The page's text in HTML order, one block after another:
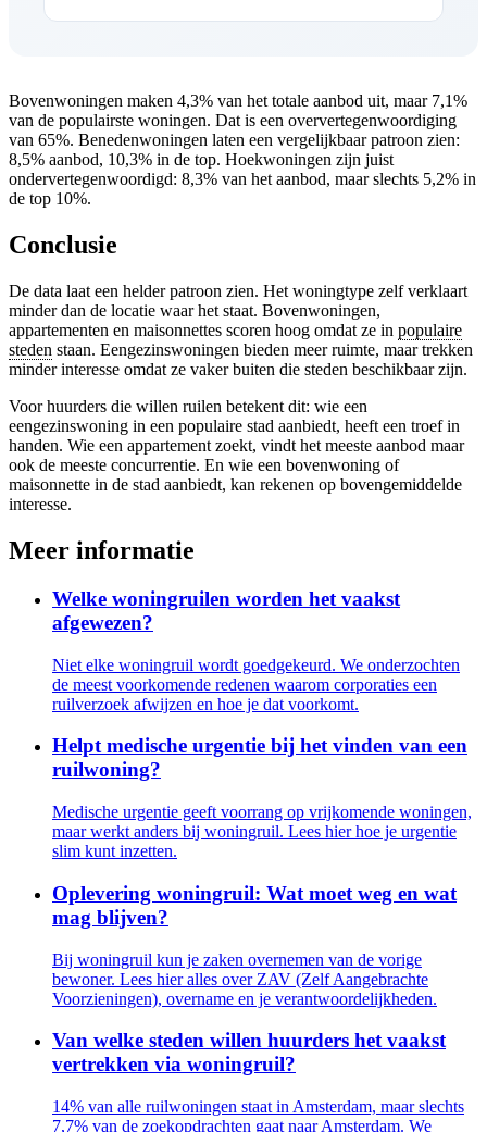
Bovenwoningen maken 4,3% van het totale aanbod uit, maar 7,1%
van de populairste woningen. Dat is een oververtegenwoordiging
van 65%. Benedenwoningen laten een vergelijkbaar patroon zien:
8,5% aanbod, 10,3% in de top. Hoekwoningen zijn juist
ondervertegenwoordigd: 8,3% van het aanbod, maar slechts 5,2% in
de top 10%.
Conclusie
De data laat een helder patroon zien. Het woningtype zelf verklaart
minder dan de locatie waar het staat. Bovenwoningen,
appartementen en maisonnettes scoren hoog omdat ze in populaire
steden staan. Eengezinswoningen bieden meer ruimte, maar trekken
minder interesse omdat ze vaker buiten die steden beschikbaar zijn.
Voor huurders die willen ruilen betekent dit: wie een
eengezinswoning in een populaire stad aanbiedt, heeft een troef in
handen. Wie een appartement zoekt, vindt het meeste aanbod maar
ook de meeste concurrentie. En wie een bovenwoning of
maisonnette in de stad aanbiedt, kan rekenen op bovengemiddelde
interesse.
Meer informatie
Welke woningruilen worden het vaakst
afgewezen?
Niet elke woningruil wordt goedgekeurd. We onderzochten
de meest voorkomende redenen waarom corporaties een
ruilverzoek afwijzen en hoe je dat voorkomt.
Helpt medische urgentie bij het vinden van een
ruilwoning?
Medische urgentie geeft voorrang op vrijkomende woningen,
maar werkt anders bij woningruil. Lees hier hoe je urgentie
slim kunt inzetten.
Oplevering woningruil: Wat moet weg en wat
mag blijven?
Bij woningruil kun je zaken overnemen van de vorige
bewoner. Lees hier alles over ZAV (Zelf Aangebrachte
Voorzieningen), overname en je verantwoordelijkheden.
Van welke steden willen huurders het vaakst
vertrekken via woningruil?
14% van alle ruilwoningen staat in Amsterdam, maar slechts
7,7% van de zoekopdrachten gaat naar Amsterdam. We